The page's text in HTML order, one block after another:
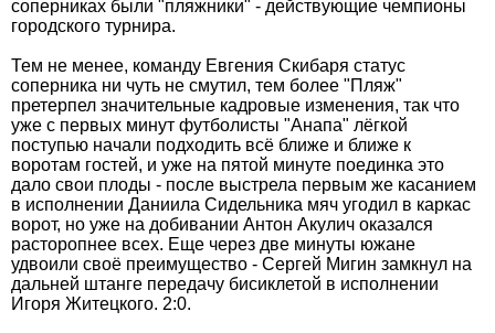
соперниках были "пляжники" - действующие чемпионы
городского турнира.
Тем не менее, команду Евгения Скибаря статус
соперника ни чуть не смутил, тем более "Пляж"
претерпел значительные кадровые изменения, так что
уже с первых минут футболисты "Анапа" лёгкой
поступью начали подходить всё ближе и ближе к
воротам гостей, и уже на пятой минуте поединка это
дало свои плоды - после выстрела первым же касанием
в исполнении Даниила Сидельника мяч угодил в каркас
ворот, но уже на добивании Антон Акулич оказался
расторопнее всех. Еще через две минуты южане
удвоили своё преимущество - Сергей Мигин замкнул на
дальней штанге передачу бисиклетой в исполнении
Игоря Житецкого. 2:0.